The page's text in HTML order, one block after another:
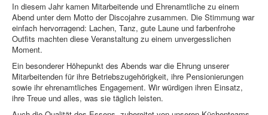
In diesem Jahr kamen Mitarbeitende und Ehrenamtliche zu einem
Abend unter dem Motto der Discojahre zusammen. Die Stimmung war
einfach hervorragend: Lachen, Tanz, gute Laune und farbenfrohe
Outfits machten diese Veranstaltung zu einem unvergesslichen
Moment.
Ein besonderer Höhepunkt des Abends war die Ehrung unserer
Mitarbeitenden für ihre Betriebszugehörigkeit, ihre Pensionierungen
sowie ihr ehrenamtliches Engagement. Wir würdigen ihren Einsatz,
ihre Treue und alles, was sie täglich leisten.